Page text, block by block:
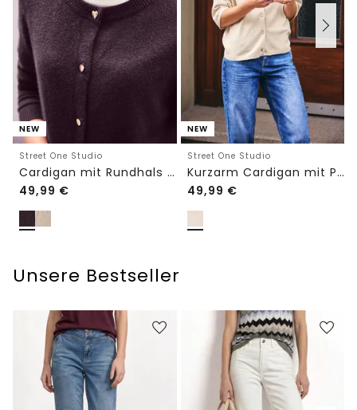
NEW
Street One Studio
Cardigan mit Rundhals und Knöpfen
49,99 €
NEW
Street One Studio
Kurzarm Cardigan mit Polokragen
49,99 €
Unsere Bestseller